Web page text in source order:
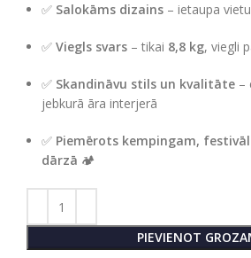
✅ Salokāms dizains – ietaupa
✅ Viegls svars – tikai 8,8 kg, viegli
✅ Skandināvu stils un kvalitāte –
jebkurā āra interjerā
✅ Piemērots kempingam,
dārzā 🏕️
PIEVIENOT